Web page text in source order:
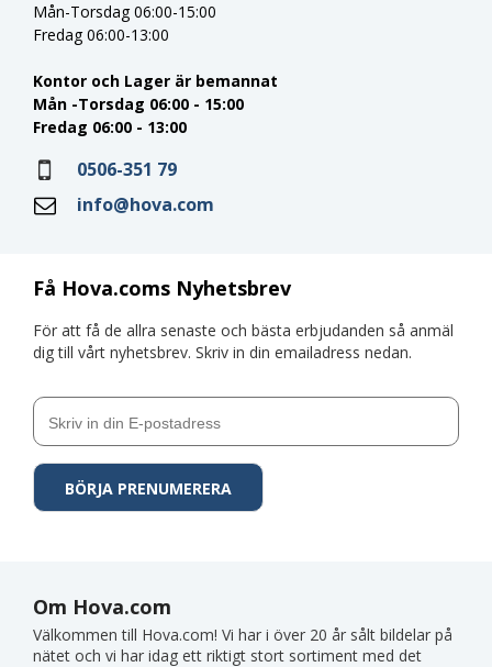
Få Hova.coms Nyhetsbrev
För att få de allra senaste och bästa erbjudanden så anmäl
dig till vårt nyhetsbrev. Skriv in din emailadress nedan.
Mån-Torsdag 06:00-15:00
Fredag 06:00-13:00
Kontor och Lager är bemannat
Mån -Torsdag 06:00 - 15:00
Fredag 06:00 - 13:00
0506-351 79
info@hova.com
Om Hova.com
Välkommen till Hova.com! Vi har i över 20 år sålt bildelar på
nätet och vi har idag ett riktigt stort sortiment med det